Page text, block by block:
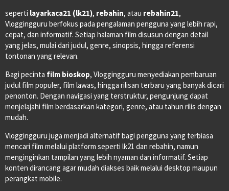
seperti layarkaca21 (lk21), rebahin, atau rebahin21,
Vloggingguru berfokus pada pengalaman pengguna yang lebih rapi,
cepat, dan informatif. Setiap halaman film disusun dengan detail
yang jelas, mulai dari judul, genre, sinopsis, hingga referensi
tontonan yang relevan.
Bagi pecinta film bioskop, Vloggingguru menyediakan pembaruan
judul film populer, film lawas, hingga rilisan terbaru yang banyak dicari
penonton. Dengan navigasi yang terstruktur, pengunjung dapat
menjelajahi film berdasarkan kategori, genre, atau tahun rilis dengan
mudah.
Vloggingguru juga menjadi alternatif bagi pengguna yang terbiasa
mencari film melalui platform seperti lk21 dan rebahin, namun
menginginkan tampilan yang lebih nyaman dan informatif. Setiap
konten dirancang agar mudah diakses baik melalui desktop maupun
perangkat mobile.